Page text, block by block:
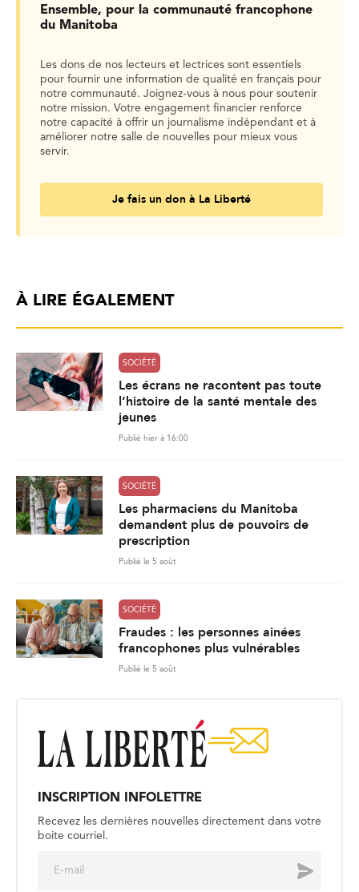
Ensemble, pour la communauté francophone
du Manitoba
Les dons de nos lecteurs et lectrices sont essentiels
pour fournir une information de qualité en français pour
notre communauté. Joignez-vous à nous pour soutenir
notre mission. Votre engagement financier renforce
notre capacité à offrir un journalisme indépendant et à
améliorer notre salle de nouvelles pour mieux vous
servir.
Je fais un don à La Liberté
À LIRE ÉGALEMENT
SOCIÉTÉ
Les écrans ne racontent pas toute
l’histoire de la santé mentale des
jeunes
Publié hier à 16:00
SOCIÉTÉ
Les pharmaciens du Manitoba
demandent plus de pouvoirs de
prescription
Publié le 5 août
SOCIÉTÉ
Fraudes : les personnes ainées
francophones plus vulnérables
Publié le 5 août
INSCRIPTION INFOLETTRE
Recevez les dernières nouvelles directement dans votre
boite courriel.
Envoyer